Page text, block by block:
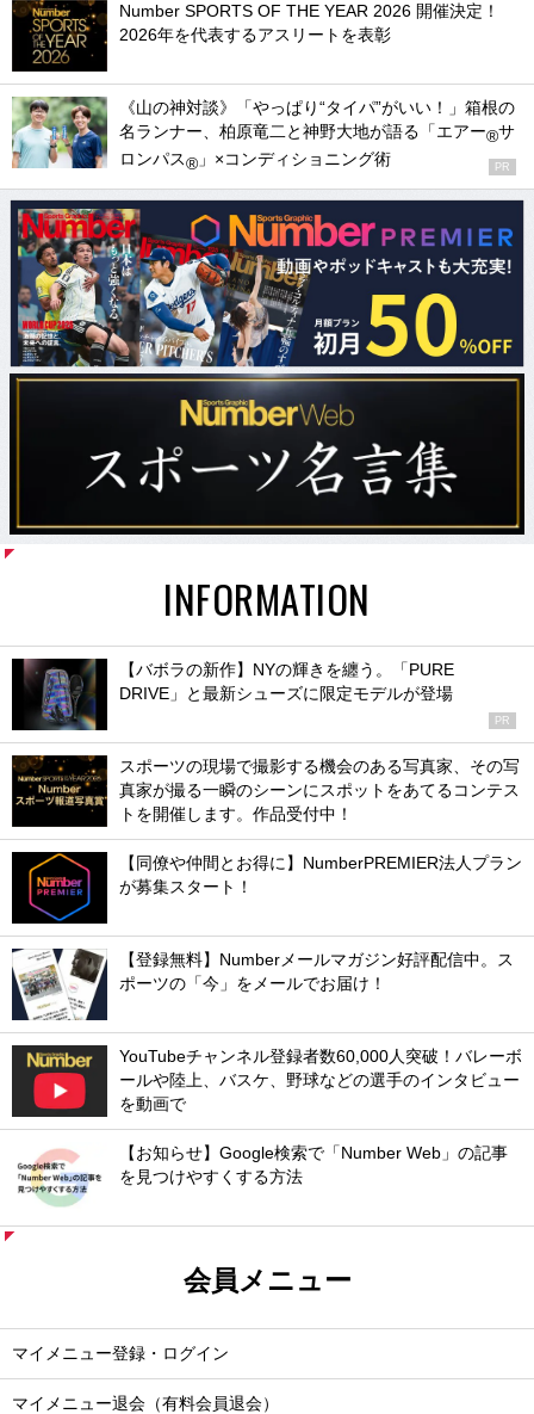
Number SPORTS OF THE YEAR 2026 開催決定！
2026年を代表するアスリートを表彰
《山の神対談》「やっぱり“タイパ”がいい！」箱根の
名ランナー、柏原竜二と神野大地が語る「エアー®サ
ロンパス® 」×コンディショニング術 PR
INFORMATION
【バボラの新作】NYの輝きを纏う。「PURE
DRIVE」と最新シューズに限定モデルが登場
PR
スポーツの現場で撮影する機会のある写真家、その写
真家が撮る一瞬のシーンにスポットをあてるコンテス
トを開催します。作品受付中！
【同僚や仲間とお得に】NumberPREMIER法人プラン
が募集スタート！
【登録無料】Numberメールマガジン好評配信中。ス
ポーツの「今」をメールでお届け！
YouTubeチャンネル登録者数60,000人突破！バレーボ
ールや陸上、バスケ、野球などの選手のインタビュー
を動画で
【お知らせ】Google検索で「Number Web」の記事
を見つけやすくする方法
会員メニュー
マイメニュー登録・ログイン
マイメニュー退会（有料会員退会）